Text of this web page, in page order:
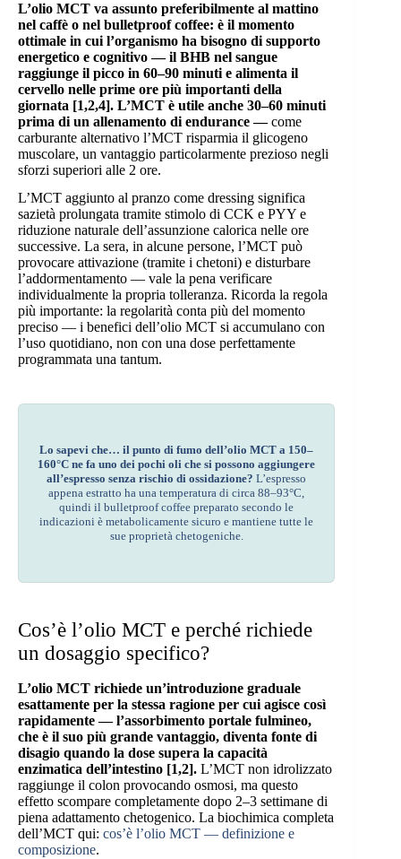
L’olio MCT va assunto preferibilmente al mattino
nel caffè o nel bulletproof coffee: è il momento
ottimale in cui l’organismo ha bisogno di supporto
energetico e cognitivo — il BHB nel sangue
raggiunge il picco in 60–90 minuti e alimenta il
cervello nelle prime ore più importanti della
giornata [1,2,4]. L’MCT è utile anche 30–60 minuti
prima di un allenamento di endurance —come
carburante alternativo l’MCT risparmia il glicogeno
muscolare, un vantaggio particolarmente prezioso negli
sforzi superiori alle 2 ore.
L’MCT aggiunto al pranzo come dressing significa
sazietà prolungata tramite stimolo di CCK e PYY e
riduzione naturale dell’assunzione calorica nelle ore
successive. La sera, in alcune persone, l’MCT può
provocare attivazione (tramite i chetoni) e disturbare
l’addormentamento — vale la pena verificare
individualmente la propria tolleranza. Ricorda la regola
più importante: la regolarità conta più del momento
preciso — i benefici dell’olio MCT si accumulano con
l’uso quotidiano, non con una dose perfettamente
programmata una tantum.
Lo sapevi che… il punto di fumo dell’olio MCT a 150–
160°C ne fa uno dei pochi oli che si possono aggiungere
all’espresso senza rischio di ossidazione? L’espresso
appena estratto ha una temperatura di circa 88–93°C,
quindi il bulletproof coffee preparato secondo le
indicazioni è metabolicamente sicuro e mantiene tutte le
sue proprietà chetogeniche.
Cos’è l’olio MCT e perché richiede
un dosaggio specifico?
L’olio MCT richiede un’introduzione graduale
esattamente per la stessa ragione per cui agisce così
rapidamente — l’assorbimento portale fulmineo,
che è il suo più grande vantaggio, diventa fonte di
disagio quando la dose supera la capacità
enzimatica dell’intestino [1,2]. L’MCT non idrolizzato
raggiunge il colon provocando osmosi, ma questo
effetto scompare completamente dopo 2–3 settimane di
piena adattamento chetogenico. La biochimica completa
dell’MCT qui: cos’è l’olio MCT — definizione e
composizione.